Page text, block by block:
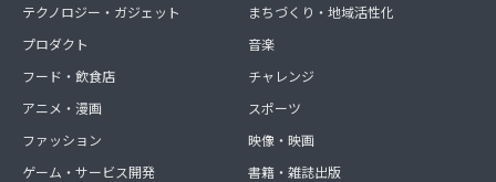
テクノロジー・ガジェット
プロダクト
フード・飲食店
アニメ・漫画
ファッション
ゲーム・サービス開発
まちづくり・地域活性化
音楽
チャレンジ
スポーツ
映像・映画
書籍・雑誌出版